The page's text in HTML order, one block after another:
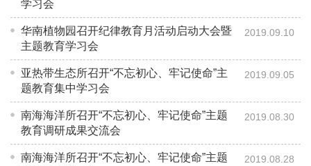
学习会
华南植物园召开纪律教育月活动启动大会暨
主题教育学习会
2019.09.10
亚热带生态所召开“不忘初心、牢记使命”主
题教育集中学习会
2019.09.05
南海海洋所召开“不忘初心、牢记使命”主题
教育调研成果交流会
2019.08.30
南海海洋所召开“不忘初心、牢记使命”主题
2019.08.28